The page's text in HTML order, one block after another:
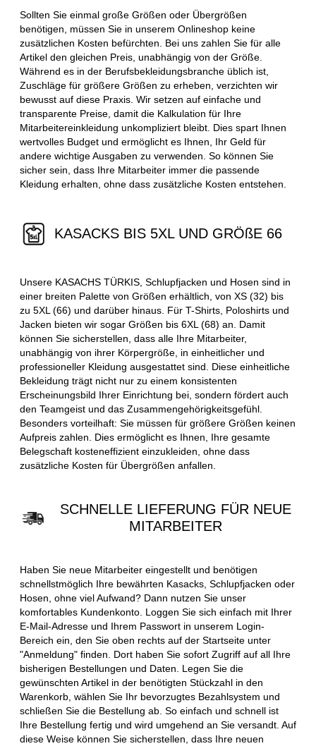
Sollten Sie einmal große Größen oder Übergrößen
benötigen, müssen Sie in unserem Onlineshop keine
zusätzlichen Kosten befürchten. Bei uns zahlen Sie für alle
Artikel den gleichen Preis, unabhängig von der Größe.
Während es in der Berufsbekleidungsbranche üblich ist,
Zuschläge für größere Größen zu erheben, verzichten wir
bewusst auf diese Praxis. Wir setzen auf einfache und
transparente Preise, damit die Kalkulation für Ihre
Mitarbeitereinkleidung unkompliziert bleibt. Dies spart Ihnen
wertvolles Budget und ermöglicht es Ihnen, Ihr Geld für
andere wichtige Ausgaben zu verwenden. So können Sie
sicher sein, dass Ihre Mitarbeiter immer die passende
Kleidung erhalten, ohne dass zusätzliche Kosten entstehen.
KASACKS BIS 5XL UND GRÖßE 66
Unsere KASACHS TÜRKIS, Schlupfjacken und Hosen sind in
einer breiten Palette von Größen erhältlich, von XS (32) bis
zu 5XL (66) und darüber hinaus. Für T-Shirts, Poloshirts und
Jacken bieten wir sogar Größen bis 6XL (68) an. Damit
können Sie sicherstellen, dass alle Ihre Mitarbeiter,
unabhängig von ihrer Körpergröße, in einheitlicher und
professioneller Kleidung ausgestattet sind. Diese einheitliche
Bekleidung trägt nicht nur zu einem konsistenten
Erscheinungsbild Ihrer Einrichtung bei, sondern fördert auch
den Teamgeist und das Zusammengehörigkeitsgefühl.
Besonders vorteilhaft: Sie müssen für größere Größen keinen
Aufpreis zahlen. Dies ermöglicht es Ihnen, Ihre gesamte
Belegschaft kosteneffizient einzukleiden, ohne dass
zusätzliche Kosten für Übergrößen anfallen.
SCHNELLE LIEFERUNG FÜR NEUE
MITARBEITER
Haben Sie neue Mitarbeiter eingestellt und benötigen
schnellstmöglich Ihre bewährten Kasacks, Schlupfjacken oder
Hosen, ohne viel Aufwand? Dann nutzen Sie unser
komfortables Kundenkonto. Loggen Sie sich einfach mit Ihrer
E-Mail-Adresse und Ihrem Passwort in unserem Login-
Bereich ein, den Sie oben rechts auf der Startseite unter
"Anmeldung" finden. Dort haben Sie sofort Zugriff auf all Ihre
bisherigen Bestellungen und Daten. Legen Sie die
gewünschten Artikel in der benötigten Stückzahl in den
Warenkorb, wählen Sie Ihr bevorzugtes Bezahlsystem und
schließen Sie die Bestellung ab. So einfach und schnell ist
Ihre Bestellung fertig und wird umgehend an Sie versandt. Auf
diese Weise können Sie sicherstellen, dass Ihre neuen